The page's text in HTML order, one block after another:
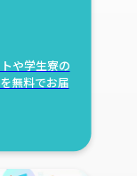
や学生寮の
無料でお届